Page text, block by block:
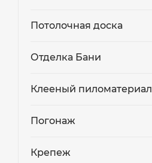
Потолочная доска
Отделка Бани
Клееный пиломатериал
Погонаж
Крепеж